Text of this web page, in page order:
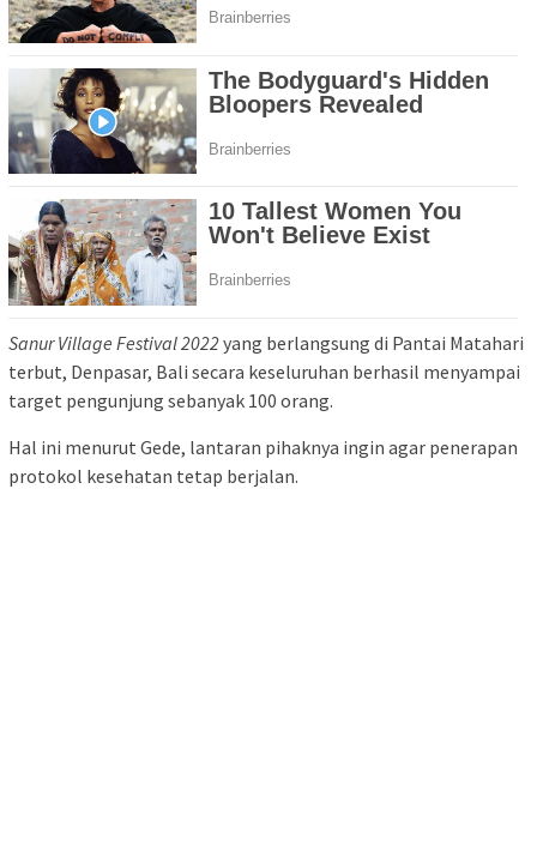
Sanur Village Festival 2022yang berlangsung di Pantai Matahari
terbut, Denpasar, Bali secara keseluruhan berhasil menyampai
target pengunjung sebanyak 100 orang.
Hal ini menurut Gede, lantaran pihaknya ingin agar penerapan
protokol kesehatan tetap berjalan.